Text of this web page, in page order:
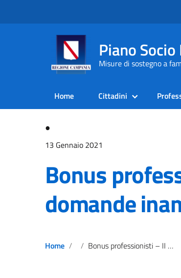
Piano
Misure di sostegno a
Home Cittadini
●
13 Gennaio 2021
Bonus
domande
Home Bonus professionisti – II elenco domande inammissibili